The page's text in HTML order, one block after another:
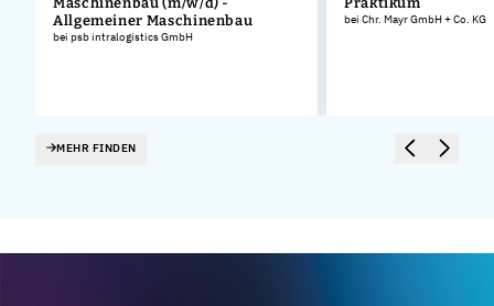
Allgemeiner Maschinenbau
bei psb intralogistics GmbH
bei Chr. Mayr GmbH + Co. KG
MEHR FINDEN